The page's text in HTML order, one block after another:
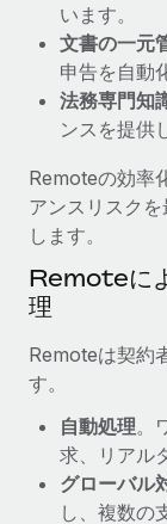
福利厚生
従業員の福利
詳細を見る
ブログ
Remoteの製
よび
プラス）
Remoteの使命
業務に最適な人
ることです。こ
スしました。...
給与, 賃金は詐
ム間で頻繁に移
を保護すること
います。
文書の一元
申告を自動
法務専門知
ンスを提供
Remoteの効率
アンスリスク
します。
Remoteに
理
Remoteは契約
す。
自動処理。
求、リアル
グローバル
し、複数の